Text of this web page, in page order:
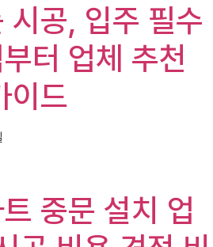
시공, 입주 필수
터 업체 추천
이드
중문 설치 업